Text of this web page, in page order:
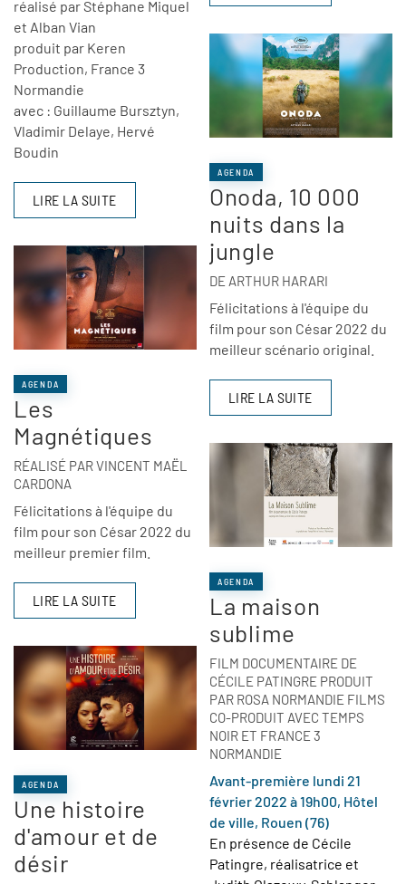
réalisé par Stéphane Miquel
et Alban Vian
produit par Keren
Production, France 3
Normandie
avec : Guillaume Bursztyn,
Vladimir Delaye, Hervé
Boudin
LIRE LA SUITE
AGENDA
Les
Magnétiques
RÉALISÉ PAR VINCENT MAËL
CARDONA
Félicitations à l'équipe du
film pour son César 2022 du
meilleur premier film.
LIRE LA SUITE
AGENDA
Une histoire
d'amour et de
désir
AGENDA
Onoda, 10 000
nuits dans la
jungle
DE ARTHUR HARARI
Félicitations à l'équipe du
film pour son César 2022 du
meilleur scénario original.
LIRE LA SUITE
AGENDA
La maison
sublime
FILM DOCUMENTAIRE DE
CÉCILE PATINGRE PRODUIT
PAR ROSA NORMANDIE FILMS
CO-PRODUIT AVEC TEMPS
NOIR ET FRANCE 3
NORMANDIE
Avant-première lundi 21
février 2022 à 19h00, Hôtel
de ville, Rouen (76)
En présence de Cécile
Patingre, réalisatrice et